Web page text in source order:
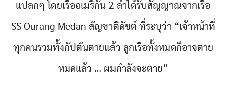
แปลกๆ โดยเรืออเมริกัน 2 ลำได้รับสัญญาณจากเรือ
SS Ourang Medan สัญชาติดัชต์ ที่ระบุว่า “เจ้าหน้าที่
ทุกคนรวมทั้งกัปตันตายแล้ว ลูกเรือทั้งหมดก็อาจตาย
หมดแล้ว … ผมกำลังจะตาย”